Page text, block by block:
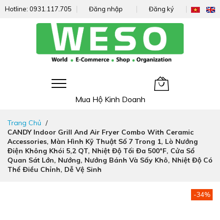
Hotline: 0931.117.705 Đăng nhập Đăng ký
Mua Hộ Kinh Doanh
nhanh
đến
nội
dung
Trang Chủ
CANDY Indoor Grill And Air Fryer Combo With Ceramic
Accessories, Màn Hình Kỹ Thuật Số 7 Trong 1, Lò Nướng
Điện Không Khói 5,2 QT, Nhiệt Độ Tối Đa 500°F, Cửa Sổ
Quan Sát Lớn, Nướng, Nướng Bánh Và Sấy Khô, Nhiệt Độ Có
Thể Điều Chỉnh, Dễ Vệ Sinh
-34%